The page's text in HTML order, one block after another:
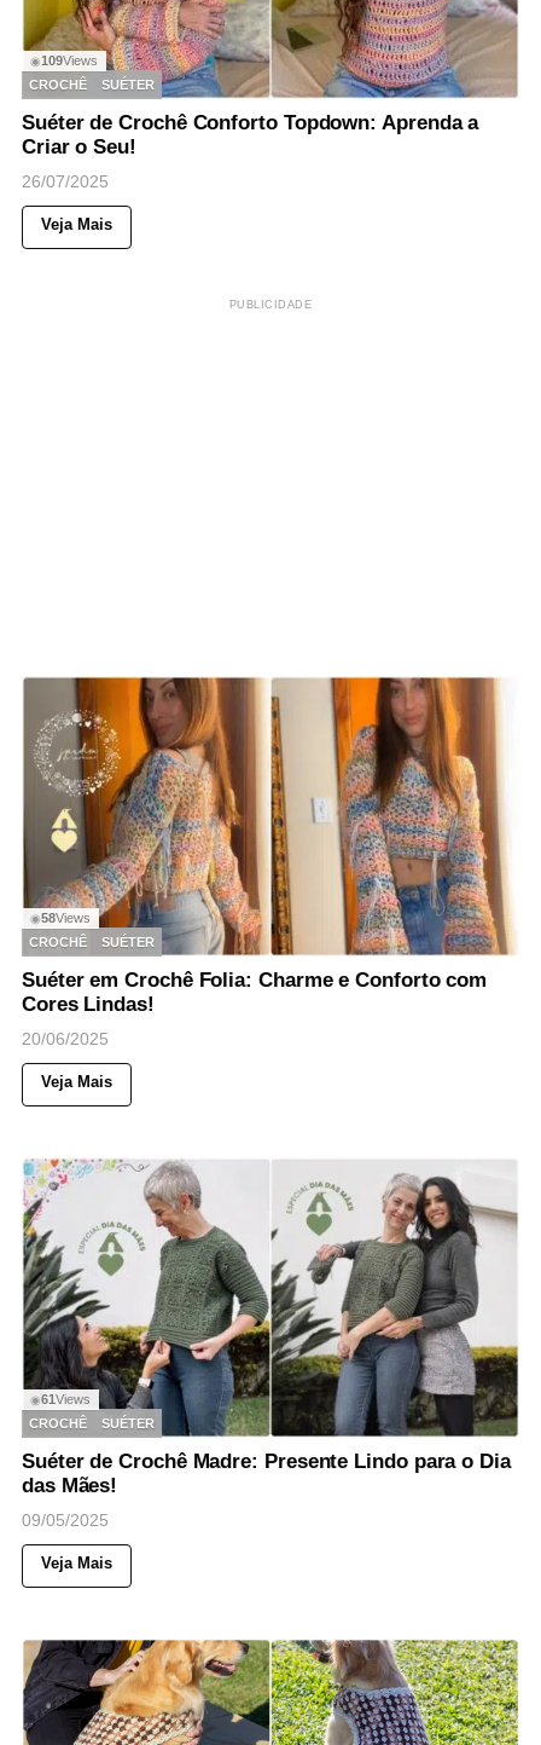
◉109Views
CROCHÊ
SUÉTER
Suéter de Crochê Conforto Topdown: Aprenda a
Criar o Seu!
26/07/2025
Veja Mais
PUBLICIDADE
◉58Views
CROCHÊ
SUÉTER
Suéter em Crochê Folia: Charme e Conforto com
Cores Lindas!
20/06/2025
Veja Mais
◉61Views
CROCHÊ
SUÉTER
Suéter de Crochê Madre: Presente Lindo para o Dia
das Mães!
09/05/2025
Veja Mais